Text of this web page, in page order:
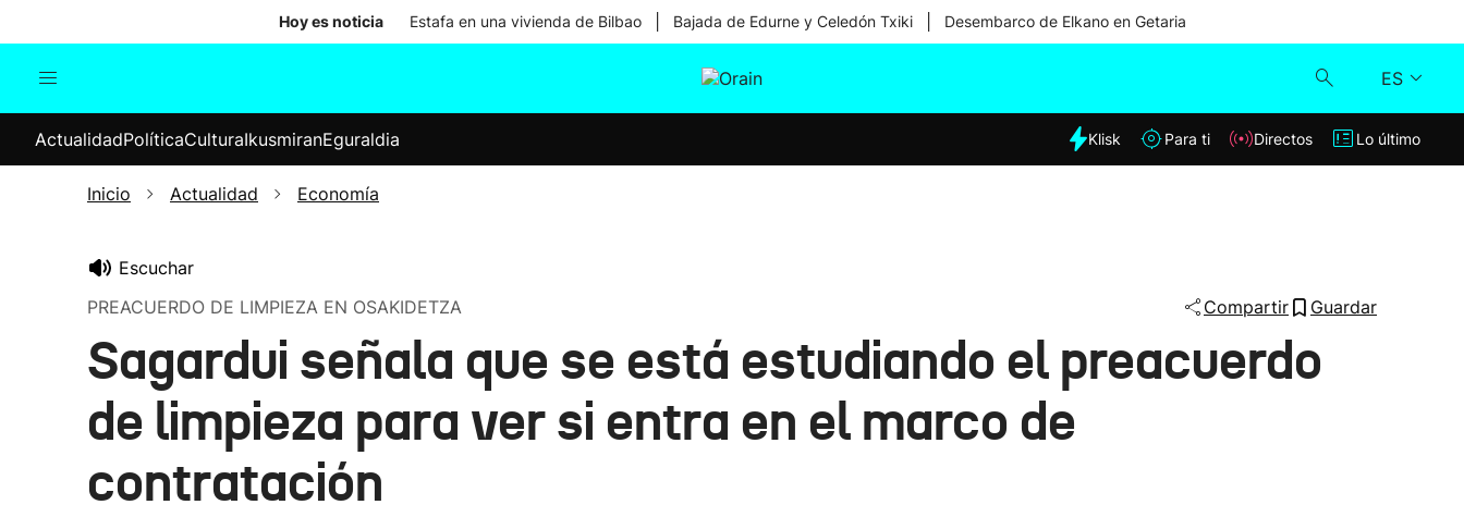
Hoy es noticia Estafa en una vivienda de Bilbao Bajada de Edurne y Celedón Txiki Desembarco de Elkano en Getaria
ES
Internacional
Elecciones
Klisk
ActualidadPolíticaCulturaIkusmiranEguraldia Klisk Para ti Directos Lo último
Inicio Actualidad Economía
Escuchar
PREACUERDO DE LIMPIEZA EN OSAKIDETZA
Compartir Guardar
Sagardui señala que se está estudiando el preacuerdo
de limpieza para ver si entra en el marco de
contratación